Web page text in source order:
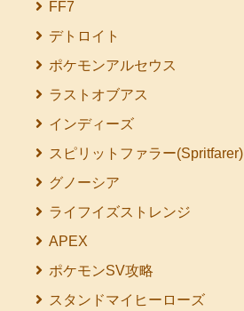
FF7
デトロイト
ポケモンアルセウス
ラストオブアス
インディーズ
スピリットファラー(Spritfarer)
グノーシア
ライフイズストレンジ
APEX
ポケモンSV攻略
スタンドマイヒーローズ